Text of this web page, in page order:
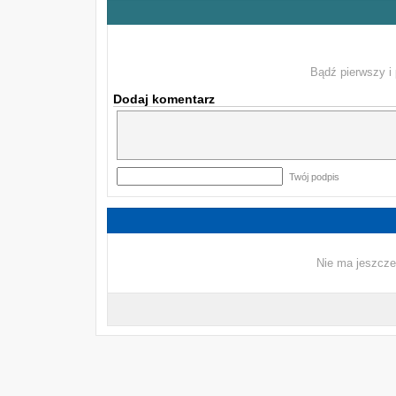
Bądź pierwszy i
Dodaj komentarz
Twój podpis
Nie ma